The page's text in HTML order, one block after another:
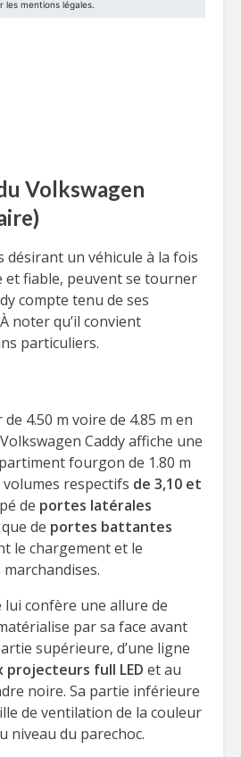
Volkswagen
désirant un véhicule à la fois
et fiable, peuvent se tourner
compte tenu de ses
noter qu’il convient
particuliers.
4.50 m voire de 4.85 m en
Caddy affiche une
fourgon de 1.80 m
respectifs de 3,10 et
de portes latérales
de portes battantes
le chargement et le
lui confère une allure de
par sa face avant
supérieure, d’une ligne
projecteurs full LED et au
noire. Sa partie inférieure
de ventilation de la couleur
niveau du parechoc.